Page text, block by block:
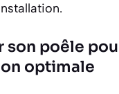
son poêle
optimale